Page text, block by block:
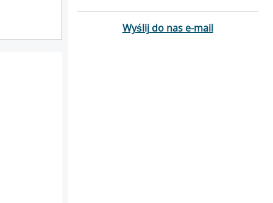
Wyślij do nas e-mail